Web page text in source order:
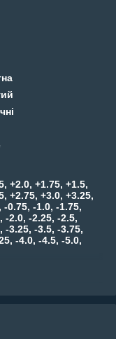
+2.0, +1.75, +1.5,
+2.75, +3.0, +3.25,
-0.75, -1.0, -1.75,
-2.0, -2.25, -2.5,
-3.25, -3.5, -3.75,
-4.0, -4.5, -5.0,